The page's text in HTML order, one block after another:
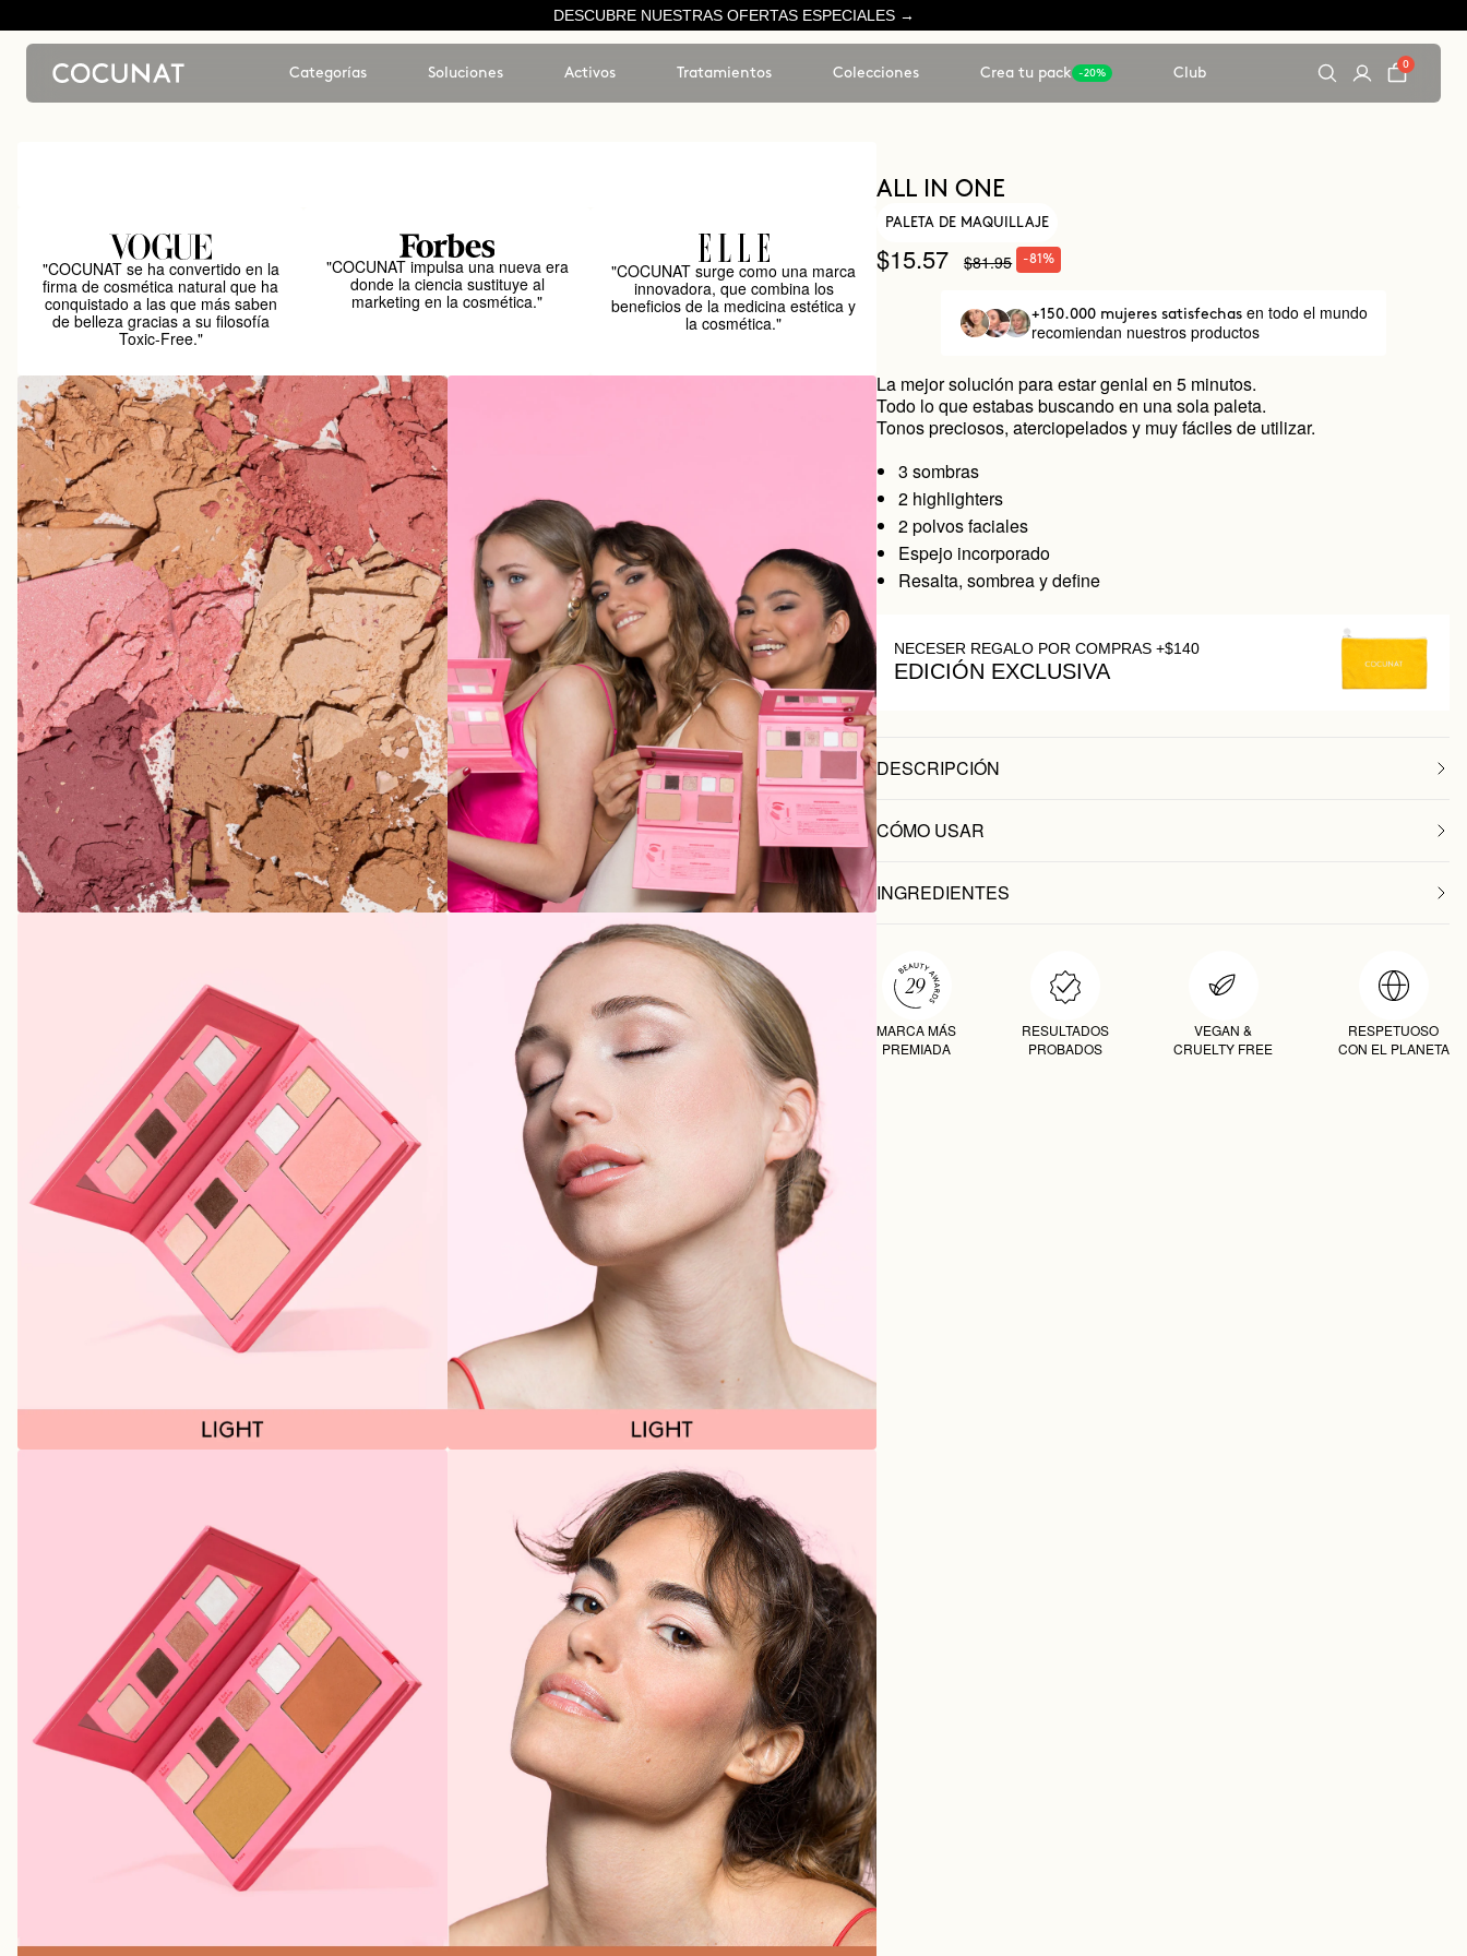
DESCUBRE NUESTRAS OFERTAS ESPECIALES →
Categorías Soluciones Activos Tratamientos Colecciones Crea tu pack -20% Club
0
"COCUNAT se ha convertido en la
firma de cosmética natural que ha
conquistado a las que más saben
de belleza gracias a su filosofía
Toxic-Free."
"COCUNAT impulsa una nueva era
donde la ciencia sustituye al
marketing en la cosmética."
"COCUNAT surge como una marca
innovadora, que combina los
beneficios de la medicina estética y
la cosmética."
ALL IN ONE
PALETA DE MAQUILLAJE
$15.57 $81.95 -81%
+150.000 mujeres satisfechas en todo el mundo
recomiendan nuestros productos
La mejor solución para estar genial en 5 minutos.
Todo lo que estabas buscando en una sola paleta.
Tonos preciosos, aterciopelados y muy fáciles de utilizar.
3 sombras
2 highlighters
2 polvos faciales
Espejo incorporado
Resalta, sombrea y define
NECESER REGALO POR COMPRAS +$140
EDICIÓN EXCLUSIVA
DESCRIPCIÓN
CÓMO USAR
INGREDIENTES
MARCA MÁS
PREMIADA
RESULTADOS
PROBADOS
VEGAN &
CRUELTY FREE
RESPETUOSO
CON EL PLANETA